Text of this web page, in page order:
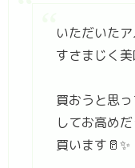
いただいた
すさまじく
買おうと思
してお高め
買います🥛✨